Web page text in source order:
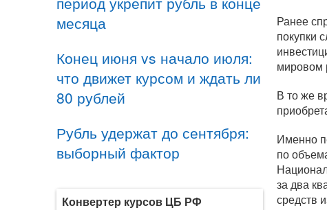
месяца
Конец июня vs начало июля:
что движет курсом и ждать ли
80 рублей
Рубль удержат до сентября:
выборный фактор
Конвертер курсов ЦБ РФ
Ранее
покупки
мировом
В то же
Именно
по
за два
средств